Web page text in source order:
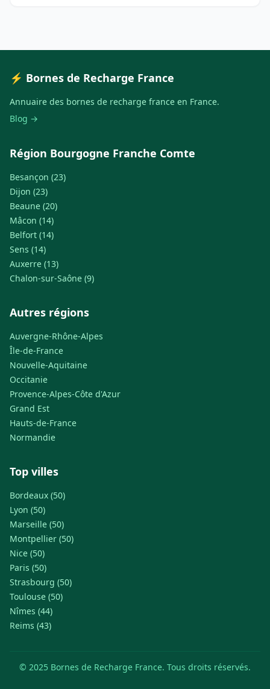
⚡ Bornes de Recharge France
Annuaire des bornes de recharge france en France.
Blog →
Région Bourgogne Franche Comte
Besançon (23)
Dijon (23)
Beaune (20)
Mâcon (14)
Belfort (14)
Sens (14)
Auxerre (13)
Chalon-sur-Saône (9)
Autres régions
Auvergne-Rhône-Alpes
Île-de-France
Nouvelle-Aquitaine
Occitanie
Provence-Alpes-Côte d'Azur
Grand Est
Hauts-de-France
Normandie
Top villes
Bordeaux (50)
Lyon (50)
Marseille (50)
Montpellier (50)
Nice (50)
Paris (50)
Strasbourg (50)
Toulouse (50)
Nîmes (44)
Reims (43)
© 2025 Bornes de Recharge France. Tous droits réservés.